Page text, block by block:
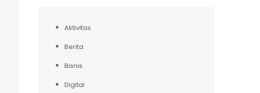
Aktivitas
Berita
Bisnis
Digital